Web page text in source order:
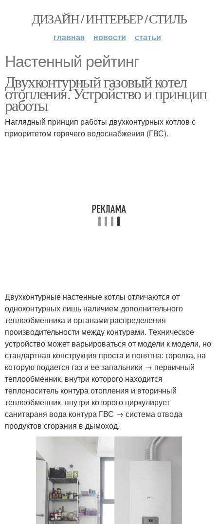
ДИЗАЙН / ИНТЕРЬЕР / СТИЛЬ
главная новости статьи
Настенный рейтинг
Двухконтурный газовый котел
отопления. Устройство и принцип
работы
Наглядный принцип работы двухконтурных котлов с
приоритетом горячего водоснабжения (ГВС).
Двухконтурные настенные котлы отличаются от
одноконтурных лишь наличием дополнительного
теплообменника и органами распределения
производительности между контурами. Техническое
устройство может варьироваться от модели к модели, но
стандартная конструкция проста и понятна: горелка, на
которую подается газ и ее запальники → первичный
теплообменник, внутри которого находится
теплоноситель контура отопления и вторичный
теплообменник, внутри которого циркулирует
санитараня вода контура ГВС → система отвода
продуктов сгорания в дымоход.